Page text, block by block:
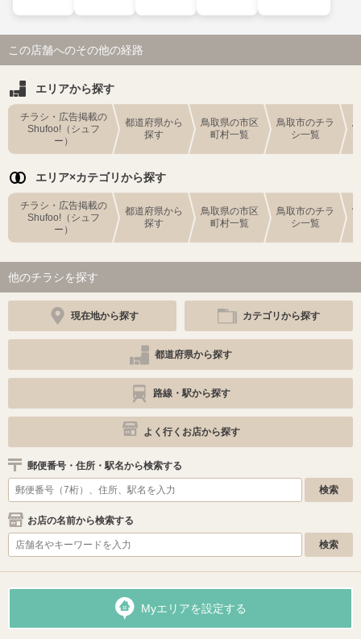
この店舗へのその他の経路
エリアから探す
チラシ・広告掲載の
Shufoo!（シュフ
ー）
都道府県から
探す
鳥取県の市区
町村一覧
鳥取市のチラ
シ一覧
エリア×カテゴリから探す
チラシ・広告掲載の
Shufoo!（シュフ
ー）
都道府県から
探す
鳥取県の市区
町村一覧
鳥取市のチラ
シ一覧
他のチラシを探す
現在地から探す カテゴリから探す
都道府県から探す
路線・駅から探す
よく行くお店から探す
郵便番号・住所・駅名から検索する
お店の名前から検索する
Myエリアを設定する